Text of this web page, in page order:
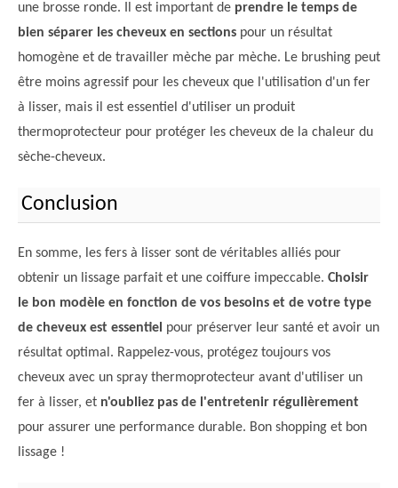
une brosse ronde. Il est important de prendre le temps de
bien séparer les cheveux en sections pour un résultat
homogène et de travailler mèche par mèche. Le brushing peut
être moins agressif pour les cheveux que l'utilisation d'un fer
à lisser, mais il est essentiel d'utiliser un produit
thermoprotecteur pour protéger les cheveux de la chaleur du
sèche-cheveux.
Conclusion
En somme, les fers à lisser sont de véritables alliés pour
obtenir un lissage parfait et une coiffure impeccable. Choisir
le bon modèle en fonction de vos besoins et de votre type
de cheveux est essentiel pour préserver leur santé et avoir un
résultat optimal. Rappelez-vous, protégez toujours vos
cheveux avec un spray thermoprotecteur avant d'utiliser un
fer à lisser, et n'oubliez pas de l'entretenir régulièrement
pour assurer une performance durable. Bon shopping et bon
lissage !